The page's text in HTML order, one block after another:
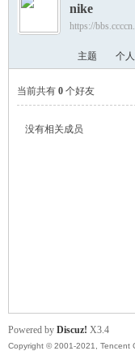
› ›
nike
https://
主题 个
当前共有 0 个好友
没有相关成员
Powered by Discuz! X3.4
Copyright © 2001-2021, Tencent